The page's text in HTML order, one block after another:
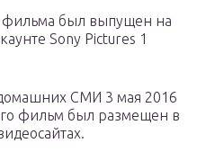
был выпущен на
Sony Pictures 1
СМИ 3 мая 2016
фильм был размещен в